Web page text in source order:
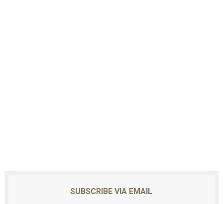
SUBSCRIBE VIA EMAIL